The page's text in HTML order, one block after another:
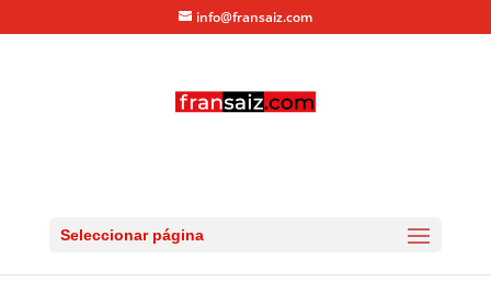
info@fransaiz.com
Seleccionar página